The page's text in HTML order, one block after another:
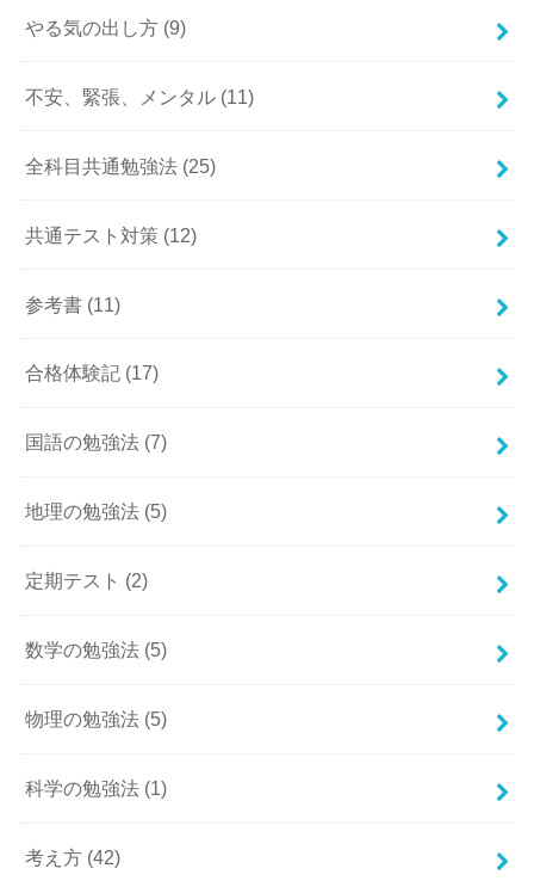
やる気の出し方 (9)
不安、緊張、メンタル (11)
全科目共通勉強法 (25)
共通テスト対策 (12)
参考書 (11)
合格体験記 (17)
国語の勉強法 (7)
地理の勉強法 (5)
定期テスト (2)
数学の勉強法 (5)
物理の勉強法 (5)
科学の勉強法 (1)
考え方 (42)